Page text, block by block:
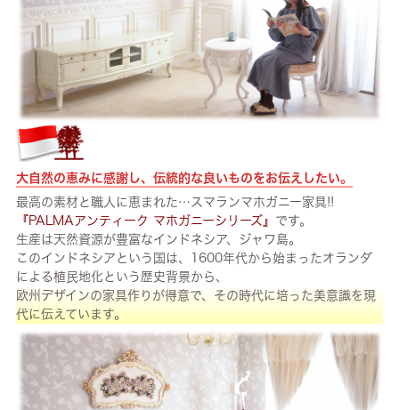
大自然の恵みに感謝し、伝統的な良いものをお伝えしたい。
最高の素材と職人に恵まれた…スマランマホガニー家具!!
『PALMAアンティーク マホガニーシリーズ』 です。
生産は天然資源が豊富なインドネシア、ジャワ島。
このインドネシアという国は、1600年代から始まったオランダ
による植民地化という歴史背景から、
欧州デザインの家具作りが得意で、その時代に培った美意識を現
代に伝えています。